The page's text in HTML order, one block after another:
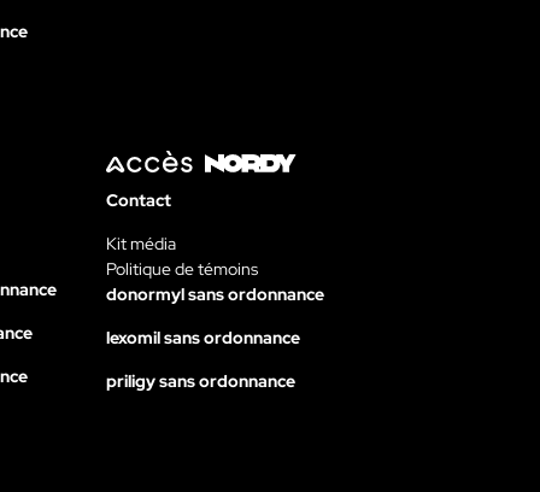
Contact
Kit média
Politique de témoins
donormyl sans ordonnance
lexomil sans ordonnance
priligy sans ordonnance